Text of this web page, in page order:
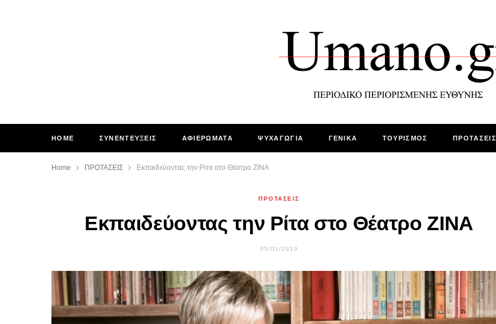
HOME ΣΥΝΕΝΤΕΥΞΕΙΣ ΑΦΙΕΡΩΜΑΤΑ ΨΥΧΑΓΩΓΙΑ ΓΕΝΙΚΑ ΤΟΥΡΙΣΜΟΣ ΠΡΟΤΑΣΕΙΣ
Home ΠΡΟΤΑΣΕΙΣ Εκπαιδεύοντας την Ρίτα στο Θέατρο ΖΙΝΑ
ΠΡΟΤΑΣΕΙΣ
Εκπαιδεύοντας την Ρίτα στο Θέατρο ΖΙΝΑ
05/01/2019